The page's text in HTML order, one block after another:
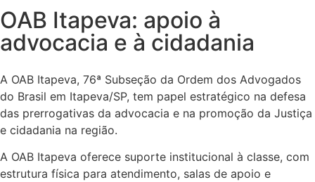
OAB Itapeva: apoio à
advocacia e à cidadania
A OAB Itapeva, 76ª Subseção da Ordem dos Advogados
do Brasil em Itapeva/SP, tem papel estratégico na defesa
das prerrogativas da advocacia e na promoção da Justiça
e cidadania na região.
A OAB Itapeva oferece suporte institucional à classe, com
estrutura física para atendimento, salas de apoio e